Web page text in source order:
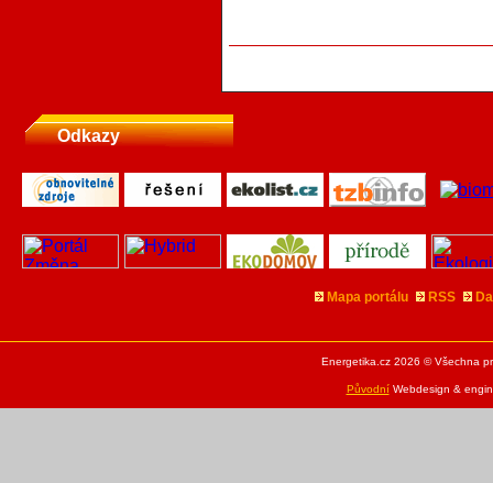
Odkazy
Mapa portálu RSS
Energetika.cz 2026 © Všechna
PůvodníWebdesign &